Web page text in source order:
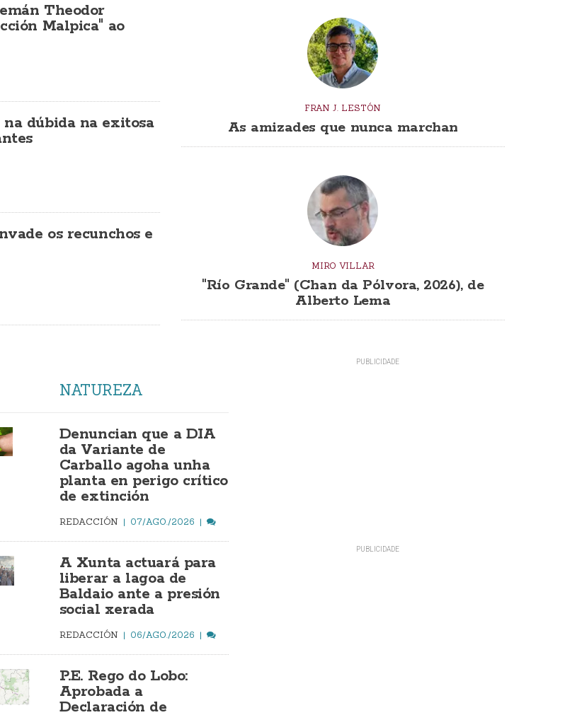
Theodor
Malpica" ao
dúbida na exitosa
os recunchos e
FRAN J. LESTÓN
As amizades que nunca marchan
MIRO VILLAR
"Río Grande" (Chan da Pólvora, 2026), de
Alberto Lema
NATUREZA
Denuncian que a DIA
da Variante de
Carballo agoha unha
planta en perigo crítico
de extinción
REDACCIÓN 07/AGO./2026
A Xunta actuará para
liberar a lagoa de
Baldaio ante a presión
social xerada
REDACCIÓN 06/AGO./2026
P.E. Rego do Lobo:
Aprobada a
Declaración de